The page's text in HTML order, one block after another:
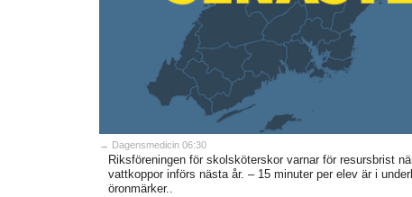
→ Dagensmedicin 06:30
Riksföreningen för skolsköterskor varnar för resursbrist
vattkoppor införs nästa år. – 15 minuter per elev är i
öronmärker..